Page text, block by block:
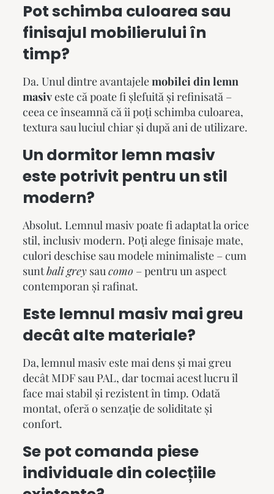
Pot schimba culoarea sau
finisajul mobilierului în
timp?
Da. Unul dintre avantajelemobilei din lemn
masiveste că poate fi șlefuită și refinisată –
ceea ce înseamnă că îi poți schimba culoarea,
textura sau luciul chiar și după ani de utilizare.
Un dormitor lemn masiv
este potrivit pentru un stil
modern?
Absolut. Lemnul masiv poate fi adaptat la orice
stil, inclusiv modern. Poți alege finisaje mate,
culori deschise sau modele minimaliste – cum
suntbali greysaucomo – pentru un aspect
contemporan și rafinat.
Este lemnul masiv mai greu
decât alte materiale?
Da, lemnul masiv este mai dens și mai greu
decât MDF sau PAL, dar tocmai acest lucru îl
face mai stabil și rezistent în timp. Odată
montat, oferă o senzație de soliditate și
confort.
Se pot comanda piese
individuale din colecțiile